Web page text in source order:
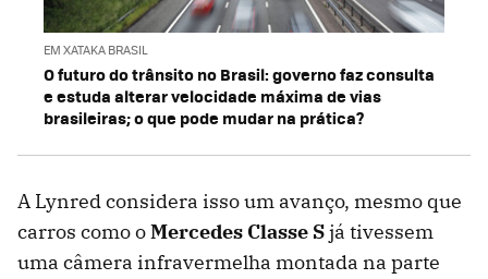
EM XATAKA BRASIL
O futuro do trânsito no Brasil: governo faz consulta
e estuda alterar velocidade máxima de vias
brasileiras; o que pode mudar na prática?
A Lynred considera isso um avanço, mesmo que
carros como oMercedes Classe Sjá tivessem
uma câmera infravermelha montada na parte